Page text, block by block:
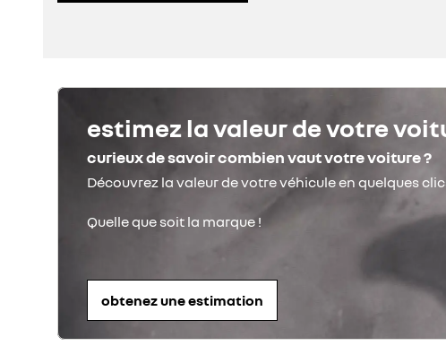
estimez la valeur de votre
curieux de savoir combien vaut votre voiture ?
obtenez une estimation